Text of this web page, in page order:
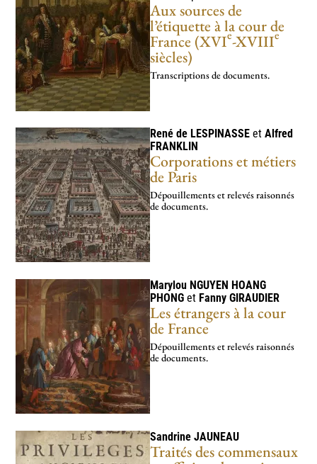
Aux sources de
l’étiquette à la cour de
France (XVIe-XVIIIe
siècles)
Transcriptions de documents.
René de LESPINASSE etAlfred
FRANKLIN
Corporations et métiers
de Paris
Dépouillements et relevés raisonnés
de documents.
Marylou NGUYEN HOANG
PHONG et FannyGIRAUDIER
Les étrangers à la cour
de France
Dépouillements et relevés raisonnés
de documents.
SandrineJAUNEAU
Traités des commensaux